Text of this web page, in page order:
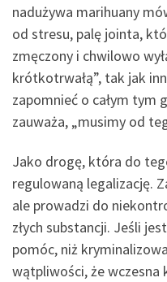
nadużywa marihuany
od stresu, palę jointa,
zmęczony i chwilowo
krótkotrwałą”, tak jak
zapomnieć o całym tym
zauważa, „musimy od
Jako drogę, która do
regulowaną legalizację.
ale prowadzi do
złych substancji. Jeśli
pomóc, niż
wątpliwości, że wczesna